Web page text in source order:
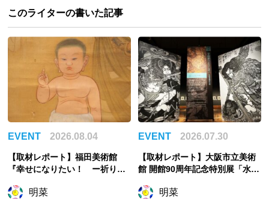
このライターの書いた記事
EVENT 2026.08.04
【取材レポート】福田美術館
『幸せになりたい！ ー祈りの
私が祈ったこと
明菜
EVENT 2026.07.30
【取材レポート】大阪市立美術
館 開館90周年記念特別展「水滸
き込む世界観
明菜